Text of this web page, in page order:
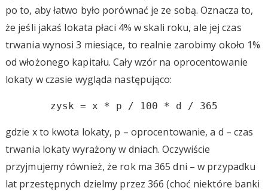
po to, aby łatwo było porównać je ze sobą. Oznacza to,
że jeśli jakaś lokata płaci 4% w skali roku, ale jej czas
trwania wynosi 3 miesiące, to realnie zarobimy około 1%
od włożonego kapitału. Cały wzór na oprocentowanie
lokaty w czasie wygląda następująco:
zysk = x * p / 100 * d / 365
gdzie x to kwota lokaty, p – oprocentowanie, a d – czas
trwania lokaty wyrażony w dniach. Oczywiście
przyjmujemy również, że rok ma 365 dni – w przypadku
lat przestępnych dzielmy przez 366 (choć niektóre banki